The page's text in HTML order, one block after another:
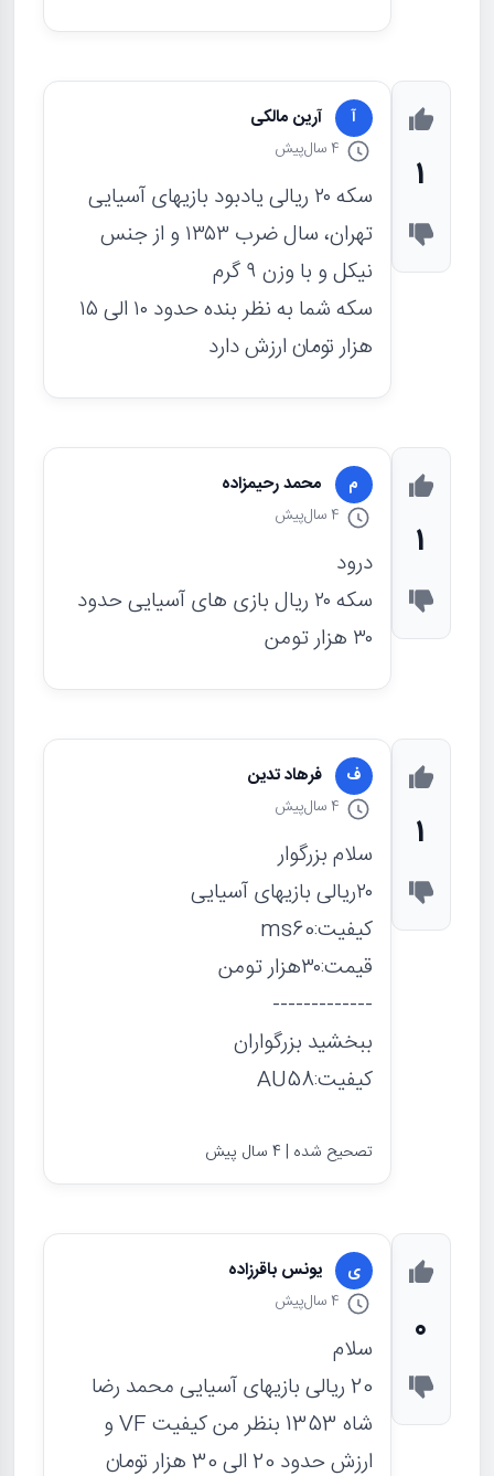
1
آ آرین مالکی
4 سال پیش
سکه ۲۰ ریالی یادبود بازیهای آسیایی
تهران، سال ضرب ۱۳۵۳ و از جنس
نیکل و با وزن ۹ گرم
سکه شما به نظر بنده حدود ۱۰ الی ۱۵
هزار تومان ارزش دارد
1
م محمد رحیمزاده
4 سال پیش
درود
سکه ۲۰ ریال بازی های آسیایی حدود
۳۰ هزار تومن‌
1
ف فرهاد تدین
4 سال پیش
سلام بزرگوار
۲۰ریالی بازیهای آسیایی
کیفیت:ms60
قیمت:۳۰هزار تومن
-------------
ببخشید بزرگواران
کیفیت:AU58
تصحیح شده | 4 سال پیش
0
ی یونس باقرزاده
4 سال پیش
سلام
20 ریالی بازیهای آسیایی محمد رضا
شاه 1353 بنظر من کیفیت VF و
ارزش حدود 20 الی 30 هزار تومان